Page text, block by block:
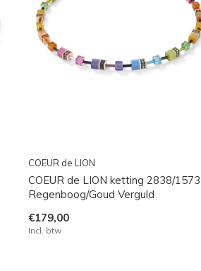
COEUR de LION
COEUR de LION ketting 2838/1573
Regenboog/Goud Verguld
€179,00
Incl. btw